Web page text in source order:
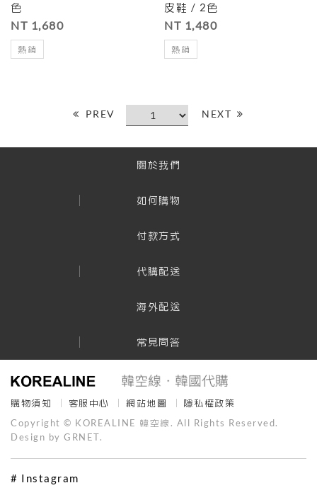
色
NT 1,680
熱銷
皮鞋 / 2色
NT 1,480
熱銷
PREV NEXT
關於我們
如何購物
付款方式
代購配送
海外配送
常見問答
購物須知 客服中心 網站地圖
隱私權政策
Copyright © KOREALINE 韓空線. All Rights Reserved.
Design by GRNET.
# Instagram